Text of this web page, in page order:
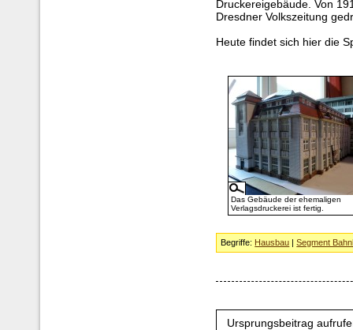
Druckereigebäude. Von
Dresdner Volkszeitung
Heute findet sich hier die
Das Gebäude der ehemaligen
Verlagsdruckerei ist fertig.
Begriffe: Hausbau |Segment
Ursprungsbeitrag